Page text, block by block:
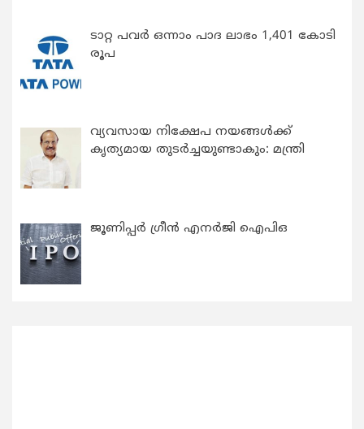
ടാറ്റ പവർ ഒന്നാം പാദ ലാഭം 1,401 കോടി
രൂപ
വ്യവസായ നിക്ഷേപ നയങ്ങള്‍ക്ക്
കൃത്യമായ തുടര്‍ച്ചയുണ്ടാകും: മന്ത്രി
ജൂണിപ്പർ ഗ്രീൻ എനർജി ഐപിഒ